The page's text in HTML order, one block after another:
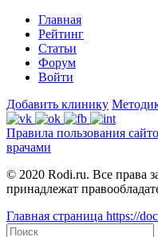
Главная
Рейтинг
Статьи
Форум
Войти
Добавить клинику
Правила пользования
врачами
© 2020 Rodi.ru. Все права
принадлежат
Главная страница https://